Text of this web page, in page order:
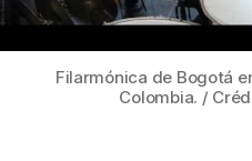
Filarmónica de Bogotá
Colombia. /